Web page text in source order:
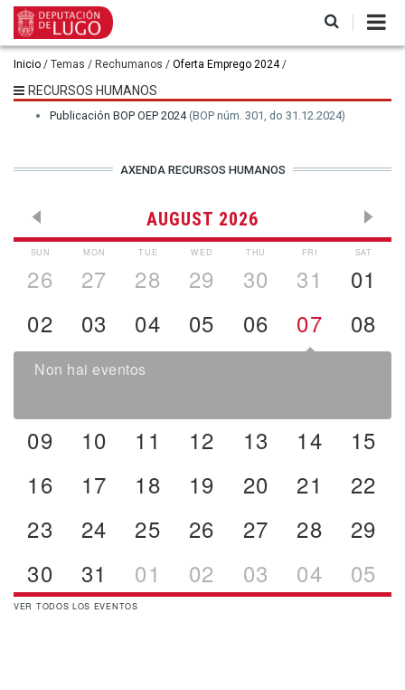
contido
principal
Miga
de
pan
Inicio Temas Rechumanos Oferta Emprego 2024
RECURSOS HUMANOS
Publicación BOP OEP 2024(BOP núm. 301, do 31.12.2024)
AXENDA RECURSOS HUMANOS
AUGUST 2026
SUN
26
MON
27
TUE
28
WED
29
THU
30
FRI
31
SAT
01
02
03 04 05 06 07 08
Non hai eventos
09 10 11 12 13 14
15
16
17 18 19 20 21
22
23
24 25 26 27 28
29
30
31 01 02 03 04 05
VER TODOS LOS EVENTOS